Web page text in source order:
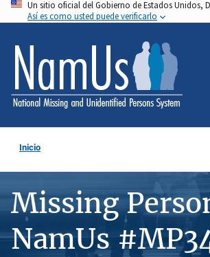
Pasar
al
contenido
principal
Un sitio oficial del Gobierno de Estados Unidos,
Así es como usted puede verificarlo
Inicio
Missing
NamUs